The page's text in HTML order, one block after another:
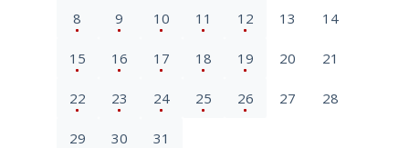
8 9 10 11 12 13 14
15 16 17 18 19 20 21
22 23 24 25 26 27 28
29 30 31